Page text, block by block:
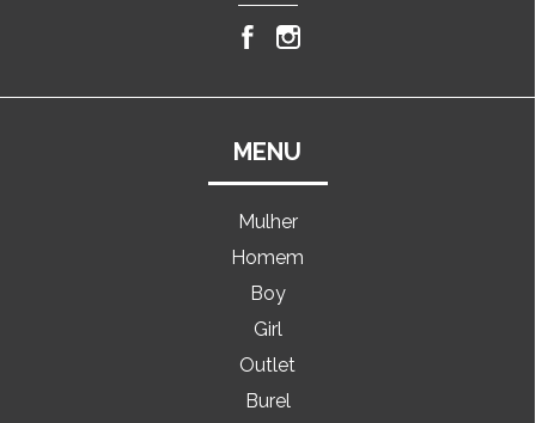
MENU
Mulher
Homem
Boy
Girl
Outlet
Burel